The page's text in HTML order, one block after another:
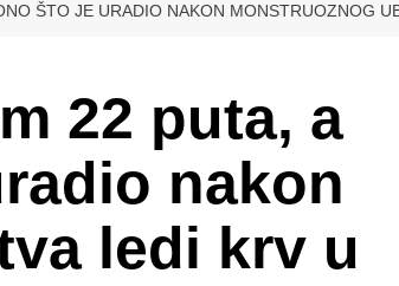
ŠTO JE URADIO NAKON MONSTRUOZNOG
22 puta, a
nakon
ledi krv u